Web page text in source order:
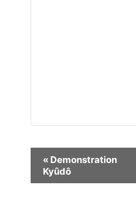
Navigation
Évènement
« Demonstration
Kyûdô